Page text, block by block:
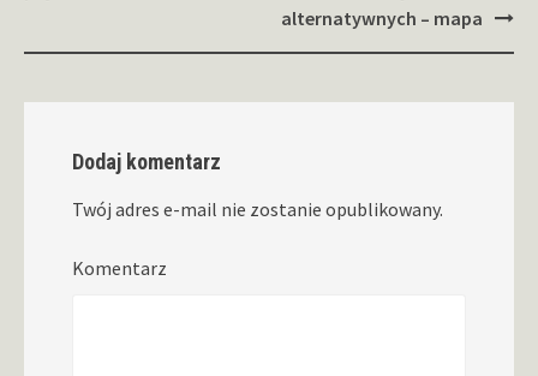
alternatywnych – mapa
Dodaj komentarz
Twój adres e-mail nie zostanie opublikowany.
Komentarz